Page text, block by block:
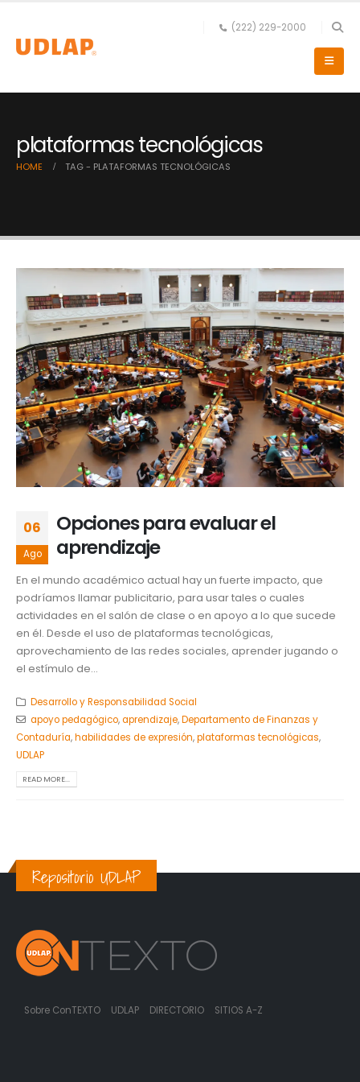
(222) 229-2000
plataformas tecnológicas
HOME TAG - PLATAFORMAS TECNOLÓGICAS
06
Ago
Opciones para evaluar el
aprendizaje
En el mundo académico actual hay un fuerte impacto, que
podríamos llamar publicitario, para usar tales o cuales
actividades en el salón de clase o en apoyo a lo que sucede
en él. Desde el uso de plataformas tecnológicas,
aprovechamiento de las redes sociales, aprender jugando o
el estímulo de...
Desarrollo y Responsabilidad Social
apoyo pedagógico,aprendizaje,Departamento de Finanzas y
Contaduría,habilidades de expresión,plataformas tecnológicas,
UDLAP
READ MORE...
Repositorio UDLAP
Sobre ConTEXTO UDLAP DIRECTORIO SITIOS A-Z